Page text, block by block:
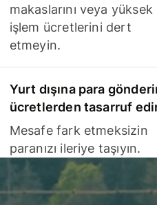
makaslarını veya yüksek
işlem ücretlerini dert
etmeyin.
Yurt dışına para
ücretlerden tasarruf
Mesafe fark etmeksizin
paranızı ileriye taşıyın.